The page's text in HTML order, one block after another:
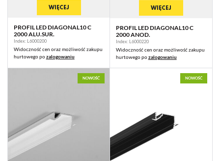
WIĘCEJ
PROFIL LED DIAGONAL10 C
2000 ALU.SUR.
Index: L6000200
Widoczność cen oraz możliwość zakupu
hurtowego pozalogowaniu
WIĘCEJ
PROFIL LED DIAGONAL10 C
2000 ANOD.
Index: L6000220
Widoczność cen oraz możliwość zakupu
hurtowego pozalogowaniu
NOWOŚĆ NOWOŚĆ